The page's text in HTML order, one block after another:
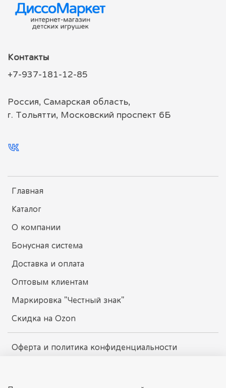
Главная
Каталог
О компании
Бонусная система
Доставка и оплата
Оптовым клиентам
Маркировка "Честный знак"
Скидка на Ozon
Оферта и политика конфиденциальности
Контакты
+7-937-181-12-85
Россия, Самарская область,
г. Тольятти, Московский проспект 6Б